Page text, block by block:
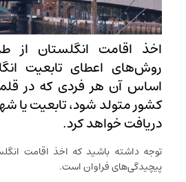
اخذ اقامت انگلستان از
روش‌های اعطای تابعیت
اساس آن هر فردی که در
کشور متولد شود، تابعیت یا
دریافت خواهد کرد.
توجه داشته باشید که اخذ اقامت
پیچیدگی‌های فراوان است.